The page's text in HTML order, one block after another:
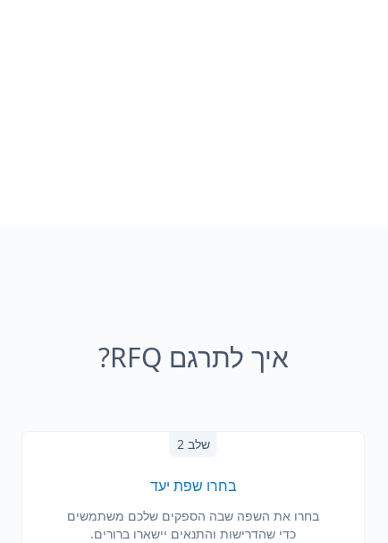
איך לתרגם RFQ?
שלב 2
בחרו שפת יעד
בחרו את השפה שבה הספקים שלכם משתמשים
כדי שהדרישות והתנאים יישארו ברורים.